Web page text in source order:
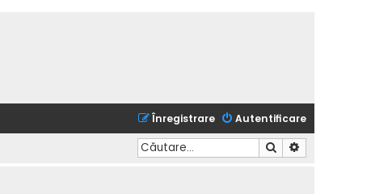
Autentificare
Înregistrare
Căutare